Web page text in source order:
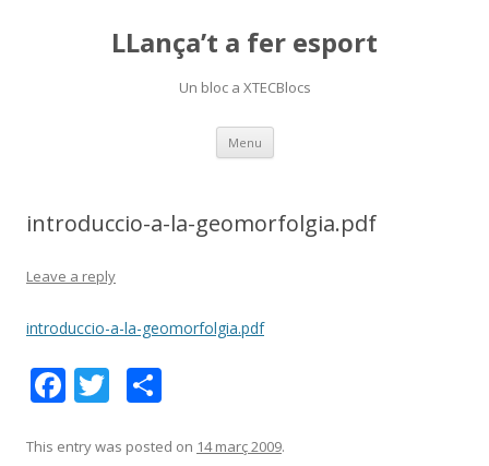
LLança’t a fer esport
Un bloc a XTECBlocs
Menu Skip
content
introduccio-a-la-geomorfolgia.pdf
Leave a reply
introduccio-a-la-geomorfolgia.pdf
F
e
T
itt m
This entry was posted on 14 març 2009.